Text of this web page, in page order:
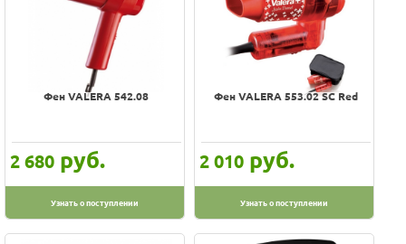
Фен VALERA 542.08
2 680 руб.
Узнать о поступлении
Фен VALERA 553.02 SC Red
2 010 руб.
Узнать о поступлении